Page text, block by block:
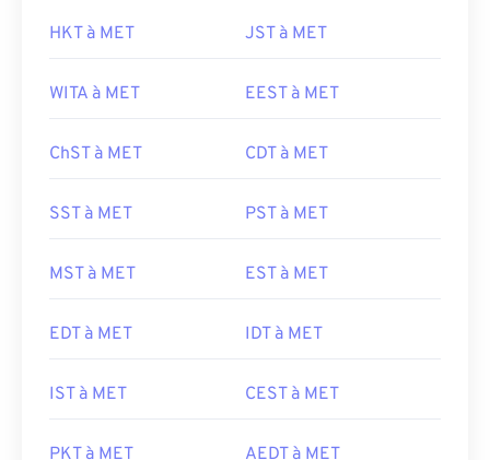
HKT à MET JST à MET
WITA à MET EEST à MET
ChST à MET CDT à MET
SST à MET PST à MET
MST à MET EST à MET
EDT à MET IDT à MET
IST à MET CEST à MET
PKT à MET AEDT à MET